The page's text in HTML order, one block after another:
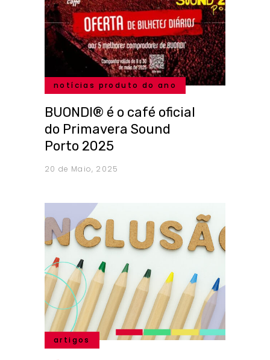
notícias produto do ano
BUONDI® é o café oficial
do Primavera Sound
Porto 2025
20 de Maio, 2025
artigos